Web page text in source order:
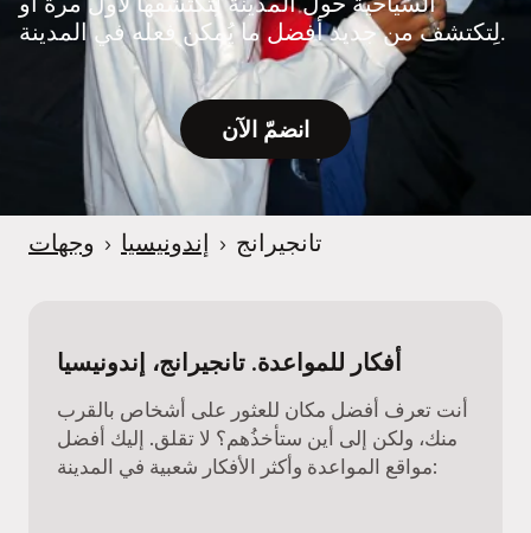
e
r
السياحية حول المدينة لِتكتشفها لأول مرة أو
لِتكتشف من جديد أفضل ما يُمكن فعله في المدينة.
انضمّ الآن
وجهات › إندونيسيا › تانجيرانج
أفكار للمواعدة. تانجيرانج، إندونيسيا
أنت تعرف أفضل مكان للعثور على أشخاص بالقرب
منك، ولكن إلى أين ستأخذُهم؟ لا تقلق. إليك أفضل
مواقع المواعدة وأكثر الأفكار شعبية في المدينة: